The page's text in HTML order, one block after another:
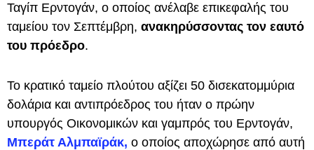
Ταγίπ Ερντογάν, ο οποίος ανέλαβε επικεφαλής του
ταμείου τον Σεπτέμβρη, ανακηρύσσοντας τον εαυτό
του πρόεδρο.
Το κρατικό ταμείο πλούτου αξίζει 50 δισεκατομμύρια
δολάρια και αντιπρόεδρος του ήταν ο πρώην
υπουργός Οικονομικών και γαμπρός του Ερντογάν,
Μπεράτ Αλμπαϊράκ, ο οποίος αποχώρησε από αυτή